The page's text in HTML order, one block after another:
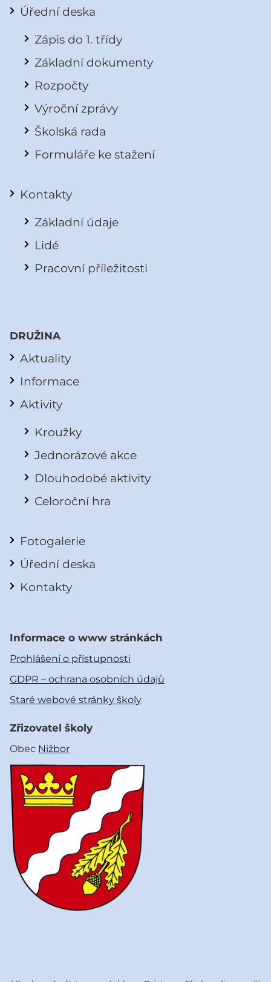
Úřední deska
Zápis do 1. třídy
Základní dokumenty
Rozpočty
Výroční zprávy
Školská rada
Formuláře ke stažení
Kontakty
Základní údaje
Lidé
Pracovní příležitosti
DRUŽINA
Aktuality
Informace
Aktivity
Kroužky
Jednorázové akce
Dlouhodobé aktivity
Celoroční hra
Fotogalerie
Úřední deska
Kontakty
Informace o www stránkách
Prohlášení o přístupnosti
GDPR – ochrana osobních údajů
Staré webové stránky školy
Zřizovatel školy
Obec Nižbor